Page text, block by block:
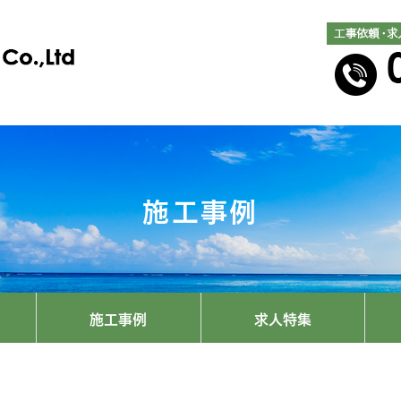
施工事例
施工事例 求人特集